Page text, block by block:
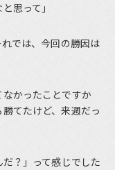
思って」
れでは、今回の勝因は
なかったことですか
てたけど、来週だっ
だ？」って感じでした